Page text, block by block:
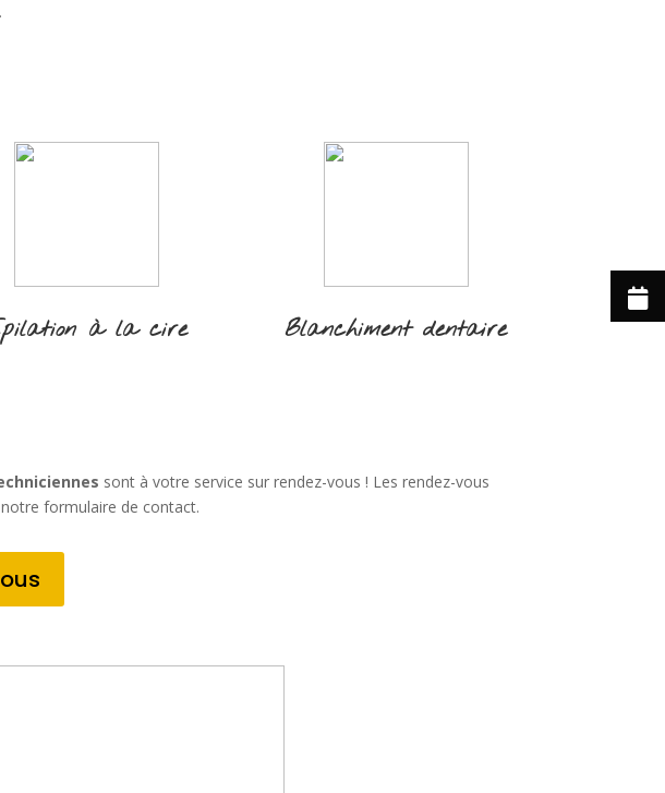
à la cire Blanchiment dentaire
sont à votre service sur rendez-vous ! Les rendez-vous
formulaire de contact.